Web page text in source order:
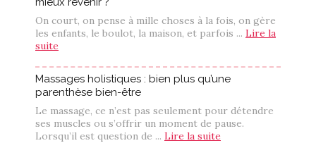
On court, on pense à mille choses à la fois, on gère
les enfants, le boulot, la maison, et parfois ... Lire la
suite
Massages holistiques : bien plus qu’une
parenthèse bien-être
Le massage, ce n’est pas seulement pour détendre
ses muscles ou s’offrir un moment de pause.
Lorsqu’il est question de ... Lire la suite